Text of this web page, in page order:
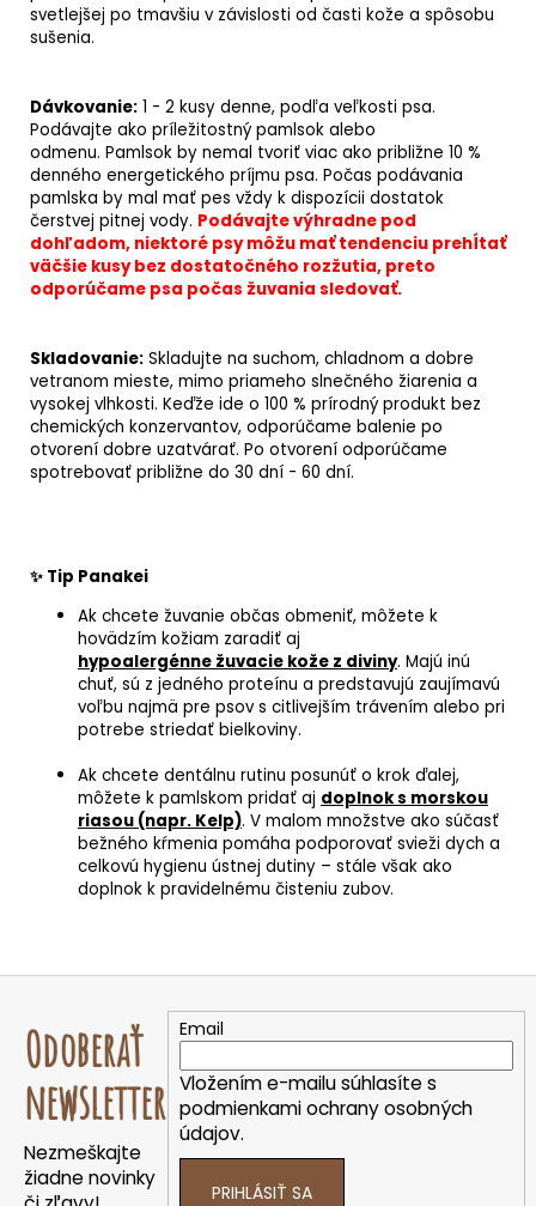
svetlejšej po tmavšiu v závislosti od časti kože a spôsobu
sušenia.
Dávkovanie: 1 - 2 kusy denne, podľa veľkosti psa.
Podávajte ako príležitostný pamlsok alebo
odmenu. Pamlsok by nemal tvoriť viac ako približne 10 %
denného energetického príjmu psa. Počas podávania
pamlska by mal mať pes vždy k dispozícii dostatok
čerstvej pitnej vody. Podávajte výhradne pod
dohľadom, niektoré psy môžu mať tendenciu prehĺtať
väčšie kusy bez dostatočného rozžutia, preto
odporúčame psa počas žuvania sledovať.
Skladovanie: Skladujte na suchom, chladnom a dobre
vetranom mieste, mimo priameho slnečného žiarenia a
vysokej vlhkosti. Keďže ide o 100 % prírodný produkt bez
chemických konzervantov, odporúčame balenie po
otvorení dobre uzatvárať. Po otvorení odporúčame
spotrebovať približne do 30 dní - 60 dní.
✨ Tip Panakei
Ak chcete žuvanie občas obmeniť, môžete k
hovädzím kožiam zaradiť aj
hypoalergénne žuvacie kože z diviny. Majú inú
chuť, sú z jedného proteínu a predstavujú zaujímavú
voľbu najmä pre psov s citlivejším trávením alebo pri
potrebe striedať bielkoviny.
Ak chcete dentálnu rutinu posunúť o krok ďalej,
môžete k pamlskom pridať aj doplnok s morskou
riasou (napr. Kelp). V malom množstve ako súčasť
bežného kŕmenia pomáha podporovať svieži dych a
celkovú hygienu ústnej dutiny – stále však ako
doplnok k pravidelnému čisteniu zubov.
Z
Odoberať
newsletter
Nezmeškajte
žiadne novinky
Email
Vložením e-mailu súhlasíte s
podmienkami ochrany osobných
údajov.
PRIHLÁSIŤ SA